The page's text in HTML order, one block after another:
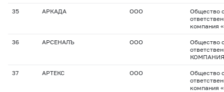
35 АРКАДА ООО
Общество
компания
36 АРСЕНАЛЪ ООО
Общество
37 АРТЕКС ООО
Общество
компания